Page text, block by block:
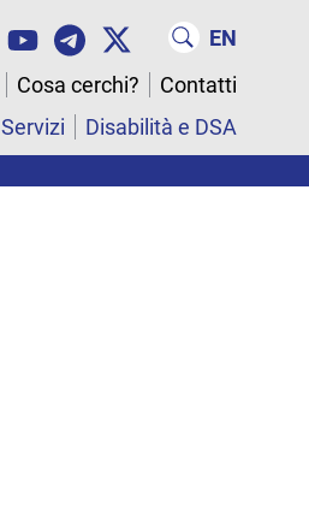
EN
Cosa cerchi?
Contatti
Servizi Disabilità e DSA